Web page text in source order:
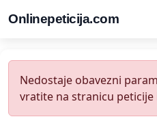
Onlinepeticija.com
Nedostaje obavezni
vratite na stranicu